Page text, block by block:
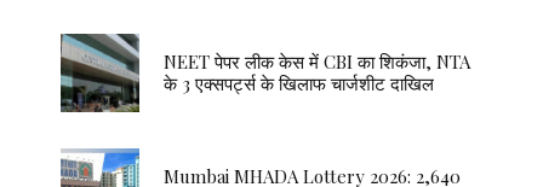
NEET पेपर लीक केस में CBI का शिकंजा, NTA
के 3 एक्सपर्ट्स के खिलाफ चार्जशीट दाखिल
Mumbai MHADA Lottery 2026: 2,640